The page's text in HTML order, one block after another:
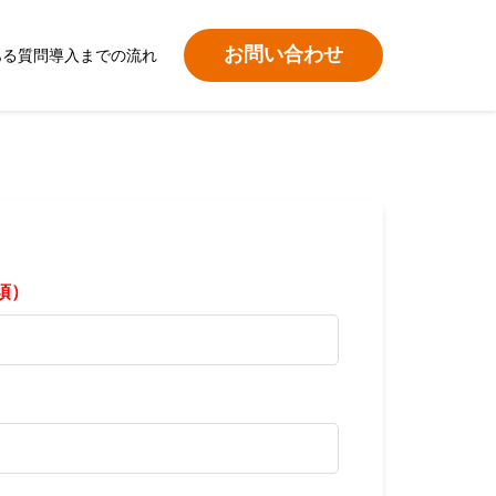
お問い合わせ
質問導入までの流れ
）